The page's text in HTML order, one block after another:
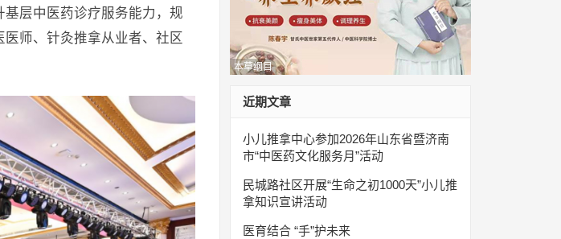
层中医药诊疗服务能力，规
师、针灸推拿从业者、社区
本草纲目
近期文章
小儿推拿中心参加2026年山东省暨济南
市“中医药文化服务月”活动
民城路社区开展“生命之初1000天”小儿推
拿知识宣讲活动
医育结合 “手”护未来